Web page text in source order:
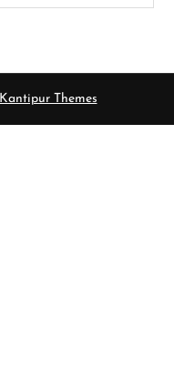
Kantipur Themes